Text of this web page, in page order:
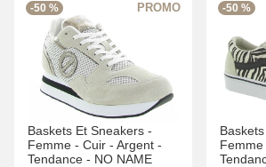
-50 %
Baskets Et Sneakers -
Femme - Cuir - Argent -
Tendance - NO NAME
-50 %
Femme